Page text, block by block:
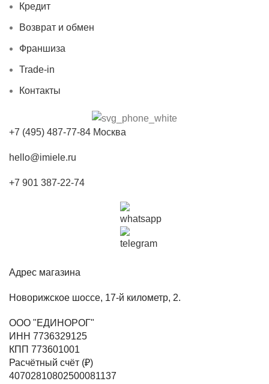
Кредит
Возврат и обмен
Франшиза
Trade-in
Контакты
+7 (495) 487-77-84 Москва
hello@imiele.ru
+7 901 387-22-74
Адрес магазина
Новорижское шоссе, 17-й километр, 2.
ООО "ЕДИНОРОГ"
ИНН 7736329125
КПП 773601001
Расчётный счёт (₽)
40702810802500081137